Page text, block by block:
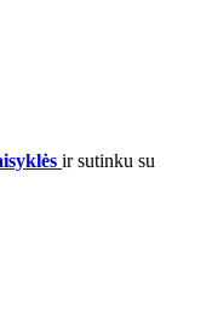
ir sutinku su